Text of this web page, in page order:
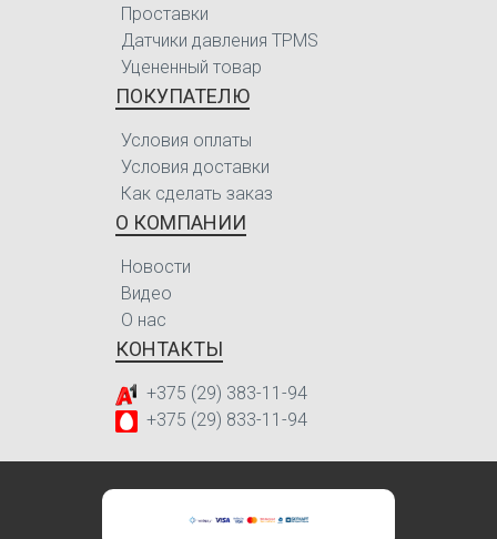
Проставки
Датчики давления TPMS
Уцененный товар
ПОКУПАТЕЛЮ
Условия оплаты
Условия доставки
Как сделать заказ
О КОМПАНИИ
Новости
Видео
О нас
КОНТАКТЫ
+375 (29) 383-11-94
+375 (29) 833-11-94